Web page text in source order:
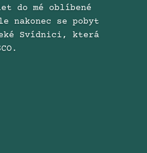
do mé oblíbené
nakonec se pobyt
Svídnici, která